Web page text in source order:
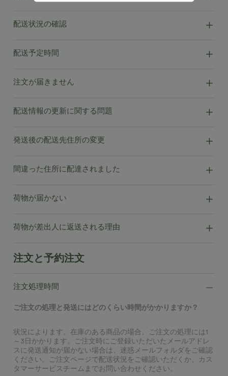
配送状況の確認
配送予定時間
注文が届きません
配送情報の更新に関する問題
発送後の配送先住所の変更
間違った住所に配達されました
荷物が届かない
荷物が差出人に返送される理由
注文と予約注文
注文処理時間
ご注文の処理と発送にはどのくらい時間がかかりますか？
状況によります。在庫のある商品の場合、ご注文の処理には1
～3日かかります。ご注文時にご登録いただいたメールアドレ
スに発送通知が届かない場合は、迷惑メールフォルダをご確認
ください。ご注文ページで配送状況をご確認いただくか、カス
タマーサービスチームまでお問い合わせください。